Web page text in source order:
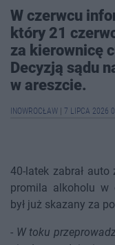
W czerwcu
który 21
za kierownicę
Decyzją sądu
w areszcie.
INOWROCŁAW 7 LIPCA 2026
40-latek zabrał
promila alkoholu w
był już skazany za
- W toku